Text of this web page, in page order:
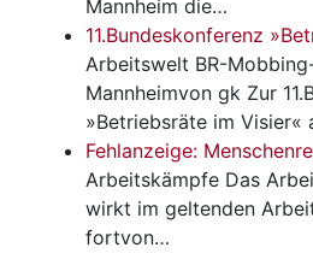
Mannheim die…
11.Bundeskonferenz
Arbeitswelt BR-
Mannheimvon gk Zur
»Betriebsräte im Visier«
Fehlanzeige:
Arbeitskämpfe Das
wirkt im geltenden
fortvon…